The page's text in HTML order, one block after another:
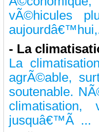
vÃ©hicules
- La
La
agrÃ©able,
soutenable.
climatisation,
jusquâ€™Ã ...